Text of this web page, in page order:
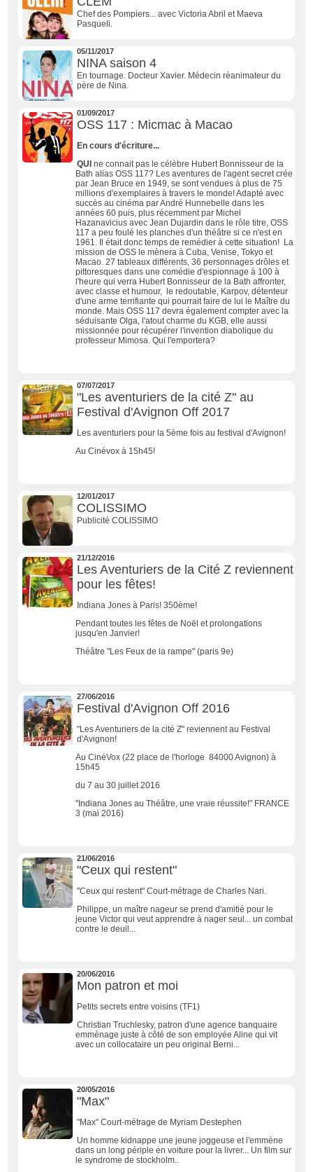
Chef des Pompiers... avec Victoria Abril et Maeva
Pasqueli.
05/11/2017
NINA saison 4
En tournage. Docteur Xavier. Médecin réanimateur du
père de Nina.
01/09/2017
OSS 117 : Micmac à Macao
En cours d'écriture...
QUIne connait pas le célèbre Hubert Bonnisseur de la
Bath alias OSS 117? Les aventures de l'agent secret crée
par Jean Bruce en 1949, se sont vendues à plus de 75
millions d'exemplaires à travers le monde! Adapté avec
succès au cinéma par André Hunnebelle dans les
années 60 puis, plus récemment par Michel
Hazanavicius avec Jean Dujardin dans le rôle titre, OSS
117 a peu foulé les planches d'un théâtre si ce n'est en
1961. Il était donc temps de remédier à cette situation! La
mission de OSS le mènera à Cuba, Venise, Tokyo et
Macao. 27 tableaux différents, 36 personnages drôles et
pittoresques dans une comédie d'espionnage à 100 à
l'heure qui verra Hubert Bonnisseur de la Bath affronter,
avec classe et humour, le redoutable, Karpov, détenteur
d'une arme terrifiante qui pourrait faire de lui le Maître du
monde. Mais OSS 117 devra également compter avec la
séduisante Olga, l'atout charme du KGB, elle aussi
missionnée pour récupérer l'invention diabolique du
professeur Mimosa. Qui l'emportera?
07/07/2017
"Les aventuriers de la cité Z" au
Festival d'Avignon Off 2017
Les aventuriers pour la 5ème fois au festival d'Avignon!
Au Cinévox à 15h45!
12/01/2017
COLISSIMO
Publicité COLISSIMO
21/12/2016
Les Aventuriers de la Cité Z reviennent
pour les fêtes!
Indiana Jones à Paris! 350ème!
Pendant toutes les fêtes de Noël et prolongations
jusqu'en Janvier!
Théâtre "Les Feux de la rampe" (paris 9e)
27/06/2016
Festival d'Avignon Off 2016
"Les Aventuriers de la cité Z" reviennent au Festival
d'Avignon!
Au CinéVox (22 place de l'horloge 84000 Avignon) à
15h45
du 7 au 30 juillet 2016
"Indiana Jones au Théâtre, une vraie réussite!" FRANCE
3 (mai 2016)
21/06/2016
"Ceux qui restent"
"Ceux qui restent" Court-métrage de Charles Nari.
Philippe, un maître nageur se prend d'amitié pour le
jeune Victor qui veut apprendre à nager seul... un combat
contre le deuil...
20/06/2016
Mon patron et moi
Petits secrets entre voisins (TF1)
Christian Truchlesky, patron d'une agence banquaire
emmènage juste à côté de son employée Aline qui vit
avec un collocataire un peu original Berni...
20/05/2016
"Max"
"Max" Court-métrage de Myriam Destephen
Un homme kidnappe une jeune joggeuse et l'emmène
dans un long périple en voiture pour la livrer... Un film sur
le syndrome de stockholm..